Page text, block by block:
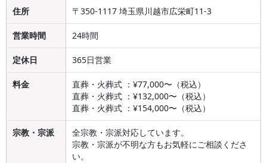
住所 〒350-1117 埼玉県川越市広栄町11-3
営業時間 24時間
定休日 365日営業
料金
直葬・火葬式 ：¥77,000〜（税込）
直葬・火葬式 ：¥132,000〜（税込）
直葬・火葬式 ：¥154,000〜（税込）
宗教・宗派
全宗教・宗派対応しています。
宗教・宗派が不明な方もお気軽にご相談くださ
い。